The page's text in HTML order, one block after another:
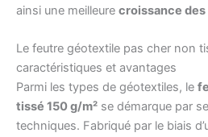
ainsi une meilleure croissance
Le feutre géotextile pas cher non
caractéristiques et avantages
Parmi les types de géotextiles, le
tissé 150 g/m² se démarque par
techniques. Fabriqué par le biais